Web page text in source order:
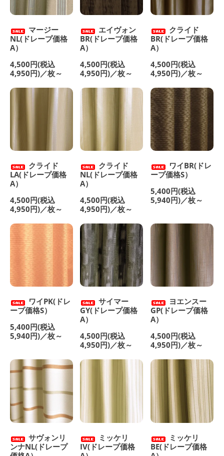
マージー
NL(ドレープ価格
A）
4,500円(税込
4,950円)／枚～
エイヴォン
BR(ドレープ価格
A）
4,500円(税込
4,950円)／枚～
クライド
BR(ドレープ価格
A）
4,500円(税込
4,950円)／枚～
クライド
LA(ドレープ価格
A）
4,500円(税込
4,950円)／枚～
クライド
NL(ドレープ価格
A）
4,500円(税込
4,950円)／枚～
ワイBR(ドレ
ープ価格S）
5,400円(税込
5,940円)／枚～
ワイPK(ドレ
ープ価格S）
5,400円(税込
5,940円)／枚～
サイマー
GY(ドレープ価格
A）
4,500円(税込
4,950円)／枚～
ヨエンスー
GP(ドレープ価格
A）
4,500円(税込
4,950円)／枚～
サヴォンリ
ンナNL(ドレープ
ミッケリ
IV(ドレープ価格
ミッケリ
BE(ドレープ価格